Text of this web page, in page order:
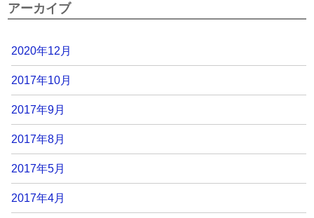
アーカイブ
2020年12月
2017年10月
2017年9月
2017年8月
2017年5月
2017年4月